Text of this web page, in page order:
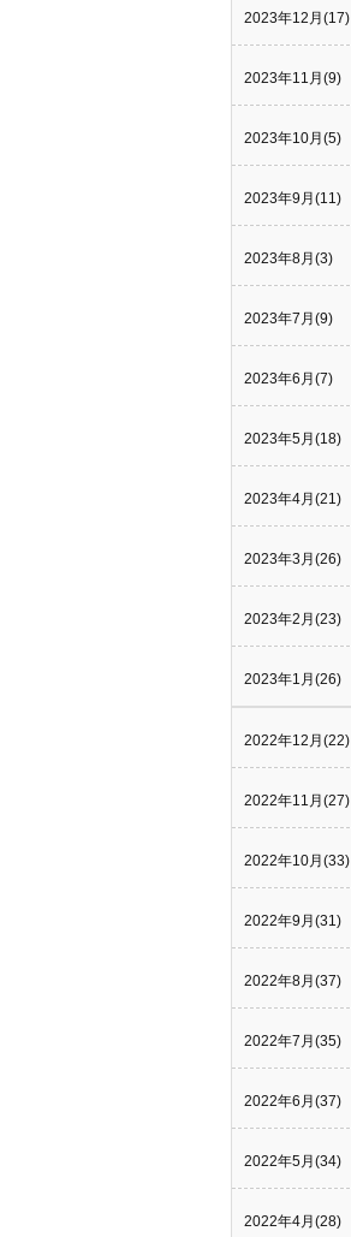
2023年12月(17)
2023年11月(9)
2023年10月(5)
2023年9月(11)
2023年8月(3)
2023年7月(9)
2023年6月(7)
2023年5月(18)
2023年4月(21)
2023年3月(26)
2023年2月(23)
2023年1月(26)
2022年12月(22)
2022年11月(27)
2022年10月(33)
2022年9月(31)
2022年8月(37)
2022年7月(35)
2022年6月(37)
2022年5月(34)
2022年4月(28)